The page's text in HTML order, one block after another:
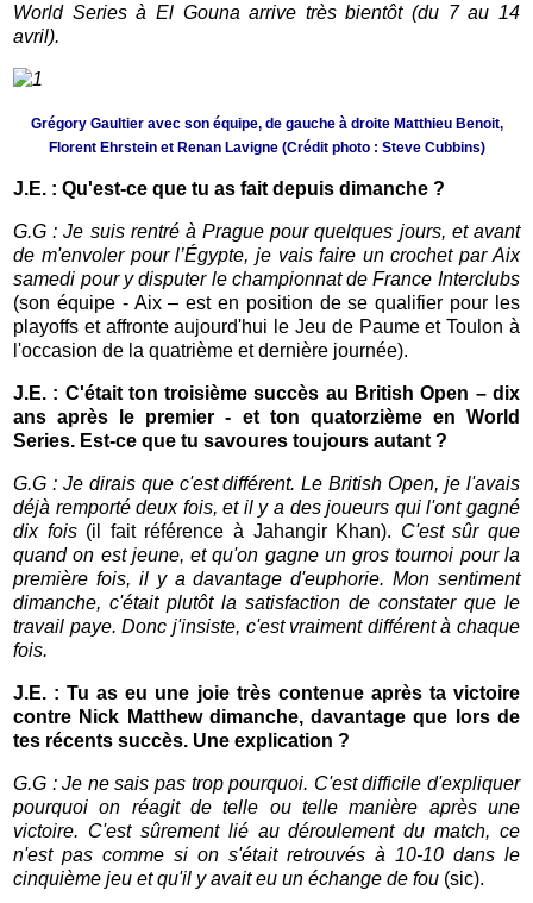
World Series à El Gouna arrive très bientôt (du 7 au 14
avril).
Grégory Gaultier avec son équipe, de gauche à droite Matthieu Benoit,
Florent Ehrstein et Renan Lavigne (Crédit photo : Steve Cubbins)
J.E. : Qu'est-ce que tu as fait depuis dimanche ?
G.G : Je suis rentré à Prague pour quelques jours, et avant
de m'envoler pour l’Égypte, je vais faire un crochet par Aix
samedi pour y disputer le championnat de France Interclubs
(son équipe - Aix – est en position de se qualifier pour les
playoffs et affronte aujourd'hui le Jeu de Paume et Toulon à
l'occasion de la quatrième et dernière journée).
J.E. : C'était ton troisième succès au British Open – dix
ans après le premier - et ton quatorzième en World
Series. Est-ce que tu savoures toujours autant ?
G.G : Je dirais que c'est différent. Le British Open, je l'avais
déjà remporté deux fois, et il y a des joueurs qui l'ont gagné
dix fois(il fait référence à Jahangir Khan). C'est sûr que
quand on est jeune, et qu'on gagne un gros tournoi pour la
première fois, il y a davantage d'euphorie. Mon sentiment
dimanche, c'était plutôt la satisfaction de constater que le
travail paye. Donc j'insiste, c'est vraiment différent à chaque
fois.
J.E. : Tu as eu une joie très contenue après ta victoire
contre Nick Matthew dimanche, davantage que lors de
tes récents succès. Une explication ?
G.G : Je ne sais pas trop pourquoi. C'est difficile d'expliquer
pourquoi on réagit de telle ou telle manière après une
victoire. C'est sûrement lié au déroulement du match, ce
n'est pas comme si on s'était retrouvés à 10-10 dans le
cinquième jeu et qu'il y avait eu un échange de fou (sic).